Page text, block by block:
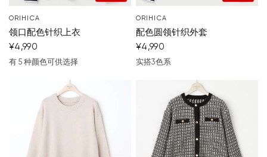
ORIHICA
领口配色针织上衣
¥4,990
深蓝色
白色黑 淡蓝色
黄的
有 5 种颜色可供选择
ORIHICA
配色圆领针织外套
¥4,990
深蓝色
白色黑
实搭3色系
您的购物车目前是空的。